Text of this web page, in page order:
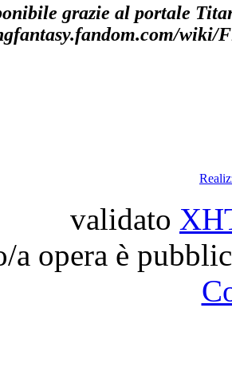
grazie al portale
wiki/
validato
a opera è